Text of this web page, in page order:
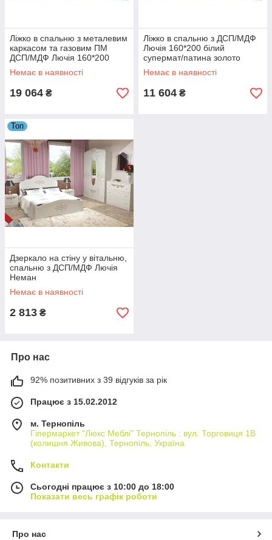
Ліжко в спальню з металевим
каркасом та газовим ПМ
ДСП/МДФ Лючія 160*200
білий супермат/патина
золото Неман
Немає в наявності
19 064 ₴
Ліжко в спальню з ДСП/МДФ
Лючія 160*200 білий
супермат/патина золото
Неман
Немає в наявності
11 604 ₴
Топ
Дзеркало на стіну у вітальню,
спальню з ДСП/МДФ Лючія
Неман
Немає в наявності
2 813 ₴
Про нас
92% позитивних з 39 відгуків за рік
Працює з 15.02.2012
м. Тернопіль
Гіпермаркет "Люкс Меблі" Тернопіль : вул. Торговиця 1В
(колишня Живова), Тернопіль, Україна
Контакти
Сьогодні працює з 10:00 до 18:00
Показати весь графік роботи
Про нас